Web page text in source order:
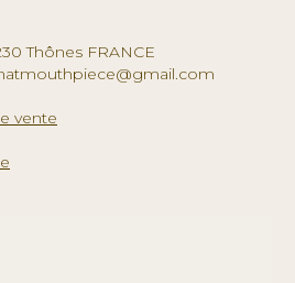
Thônes FRANCE
vente